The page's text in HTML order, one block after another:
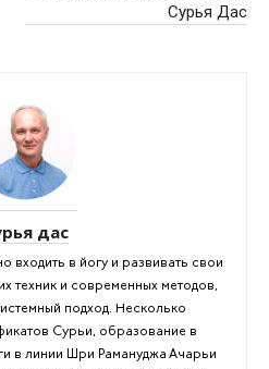
Сурья Дас
дас
входить в йогу и развивать свои
техник и современных методов,
подход. Несколько
Сурьи, образование в
в линии Шри Рамануджа Ачарьи